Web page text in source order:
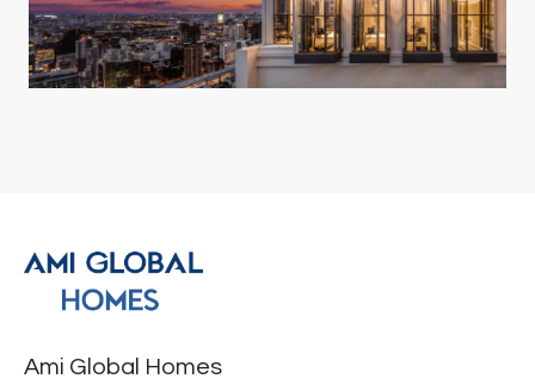
Ami Global Homes